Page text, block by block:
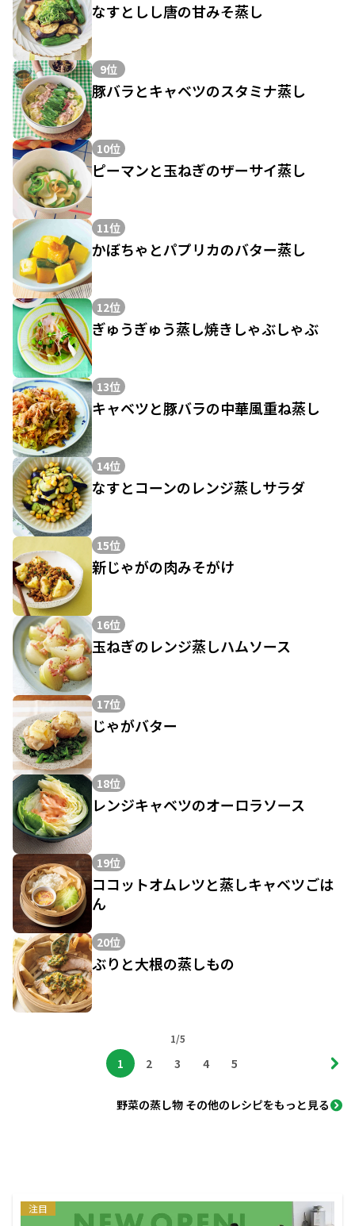
なすとしし唐の甘みそ蒸し
9位
豚バラとキャベツのスタミナ蒸し
10位
ピーマンと玉ねぎのザーサイ蒸し
11位
かぼちゃとパプリカのバター蒸し
12位
ぎゅうぎゅう蒸し焼きしゃぶしゃぶ
13位
キャベツと豚バラの中華風重ね蒸し
14位
なすとコーンのレンジ蒸しサラダ
15位
新じゃがの肉みそがけ
16位
玉ねぎのレンジ蒸しハムソース
17位
じゃがバター
18位
レンジキャベツのオーロラソース
19位
ココットオムレツと蒸しキャベツごは
ん
20位
ぶりと大根の蒸しもの
1/5
1 2 3 4 5
野菜の蒸し物 その他のレシピをもっと見る
注目